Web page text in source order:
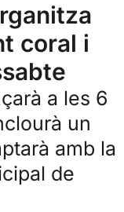
coral i
a les 6
un
amb la
de